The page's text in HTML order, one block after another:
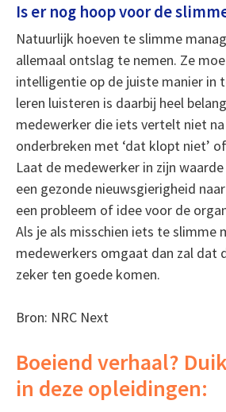
Is er nog hoop voor de
Natuurlijk hoeven te slimme
allemaal ontslag te nemen. Ze
intelligentie op de juiste manier in
leren luisteren is daarbij heel
medewerker die iets vertelt niet
onderbreken met ‘dat klopt niet’
Laat de medewerker in zijn
een gezonde nieuwsgierigheid
een probleem of idee voor de
Als je als misschien iets te slimme
medewerkers omgaat dan zal dat
zeker ten goede komen.
Bron: NRC Next
Boeiend verhaal?
in deze opleidingen: